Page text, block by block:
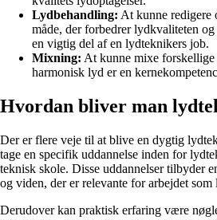
Lydbehandling: At kunne redigere
måde, der forbedrer lydkvaliteten
en vigtig del af en lydteknikers job.
Mixning: At kunne mixe forskellige
harmonisk lyd er en
Hvordan bliver man
Der er flere veje til at blive en dygtig
tage en specifik uddannelse inden for
teknisk skole. Disse uddannelser tilbyder
og viden, der er relevante for arbejdet som
Derudover kan praktisk erfaring være